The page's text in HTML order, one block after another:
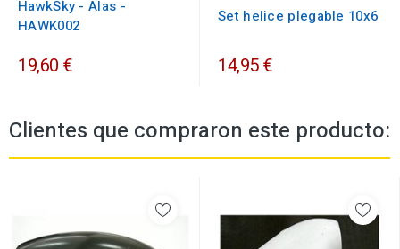
HawkSky - Alas -
HAWK002
19,60 €
Set helice plegable 10x6
14,95 €
Clientes que compraron este producto: